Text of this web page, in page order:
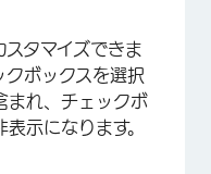
タマイズできま
クボックスを選択
まれ、チェックボ
示になります。